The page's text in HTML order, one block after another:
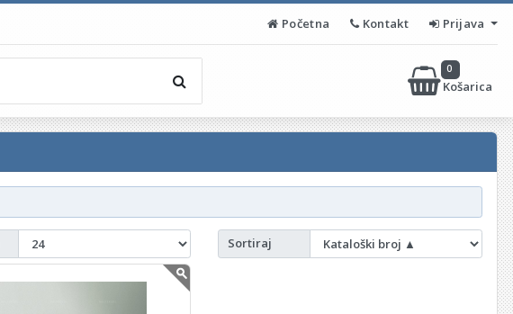
Početna Kontakt Prijava
Košarica
0
Sortiraj